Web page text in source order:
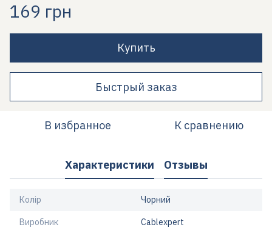
169 грн
Купить
Быстрый заказ
В избранное К сравнению
Характеристики Отзывы
Колір Чорний
Виробник Cablexpert